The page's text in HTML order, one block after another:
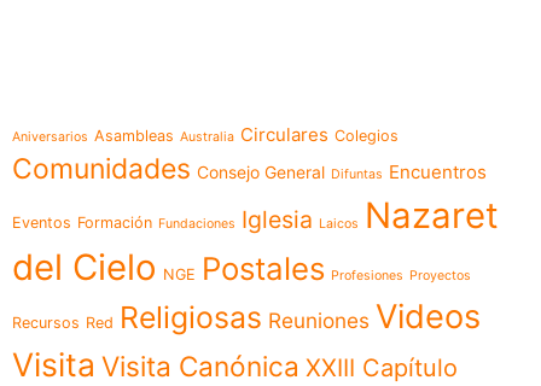
Aniversarios Asambleas Australia Circulares Colegios
Comunidades Consejo General Difuntas Encuentros
Eventos Formación Fundaciones Iglesia Laicos
Nazaret
del Cielo NGE Postales Profesiones Proyectos
Recursos Red Religiosas Reuniones Videos
Visita Visita Canónica XXIII Capítulo